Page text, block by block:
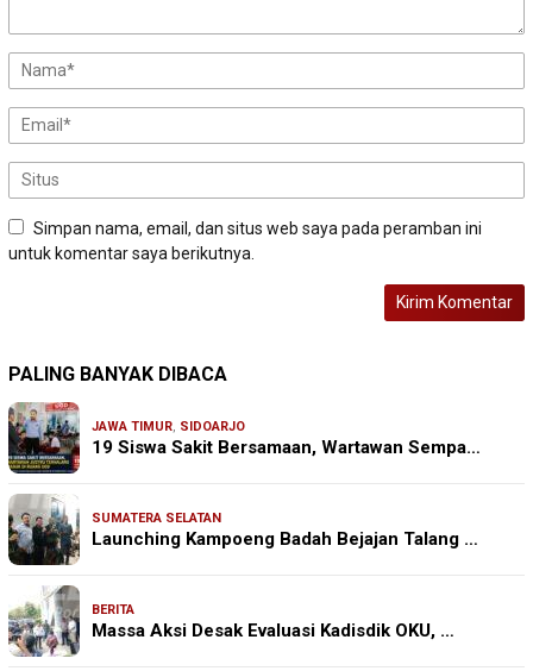
Simpan nama, email, dan situs web saya pada peramban ini
untuk komentar saya berikutnya.
PALING BANYAK DIBACA
JAWA TIMUR, SIDOARJO
19 Siswa Sakit Bersamaan, Wartawan Sempa…
SUMATERA SELATAN
Launching Kampoeng Badah Bejajan Talang …
BERITA
Massa Aksi Desak Evaluasi Kadisdik OKU, …